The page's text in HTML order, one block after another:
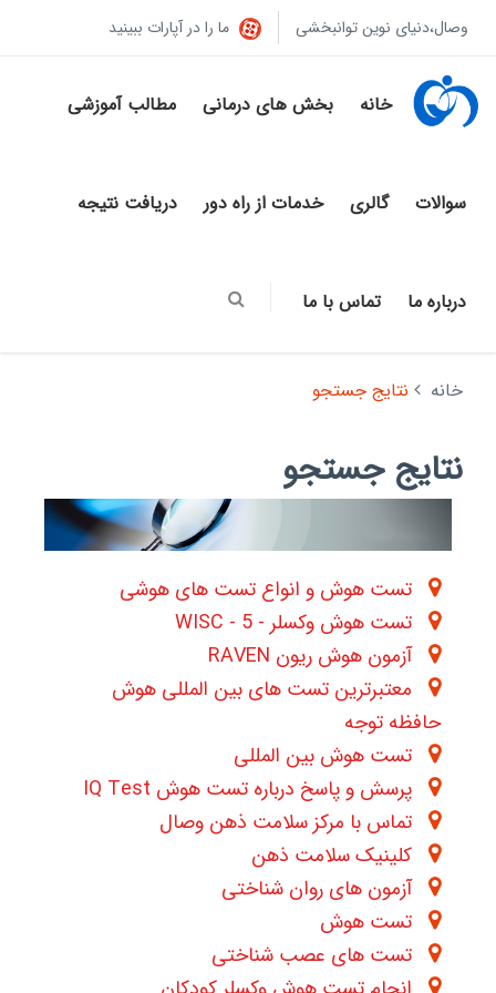
وصال،دنیای نوین توانبخشی ما را در آپارات ببینید
خانه بخش های درمانی مطالب آموزشی
سوالات گالری خدمات از راه دور دریافت نتیجه
درباره ما تماس با ما
خانه نتایج جستجو
نتایج جستجو
تست هوش و انواع تست های هوشی
تست هوش وکسلر - WISC - 5
آزمون هوش ریون RAVEN
معتبرترین تست های بین المللی هوش
حافظه توجه
تست هوش بین المللی
پرسش و پاسخ درباره تست هوش IQ Test
تماس با مرکز سلامت ذهن وصال
کلینیک سلامت ذهن
آزمون های روان شناختی
تست هوش
تست های عصب شناختی